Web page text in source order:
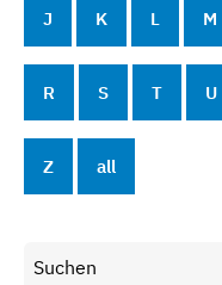
J K L M
R S T U
Z all